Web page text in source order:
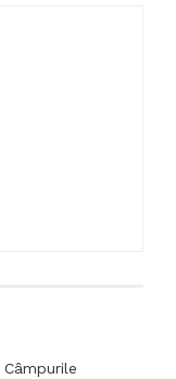
Câmpurile